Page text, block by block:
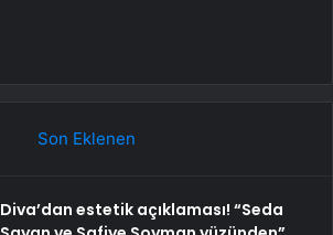
Son Eklenen
Diva’dan estetik açıklaması! “Seda